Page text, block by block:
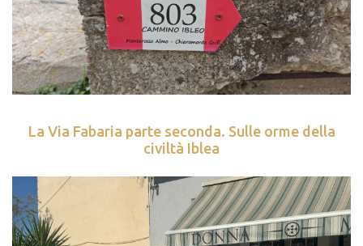
La Via Fabaria parte seconda. Sulle orme della
civiltà Iblea